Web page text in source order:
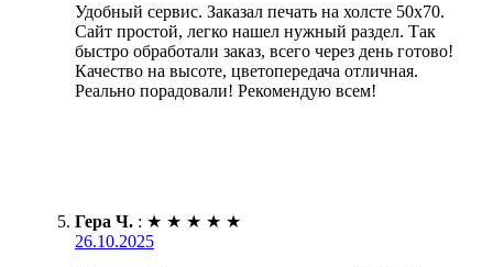
Удобный сервис. Заказал печать на холсте 50х70.
Сайт простой, легко нашел нужный раздел. Так
быстро обработали заказ, всего через день готово!
Качество на высоте, цветопередача отличная.
Реально порадовали! Рекомендую всем!
Гера Ч. : ★ ★ ★ ★ ★
26.10.2025